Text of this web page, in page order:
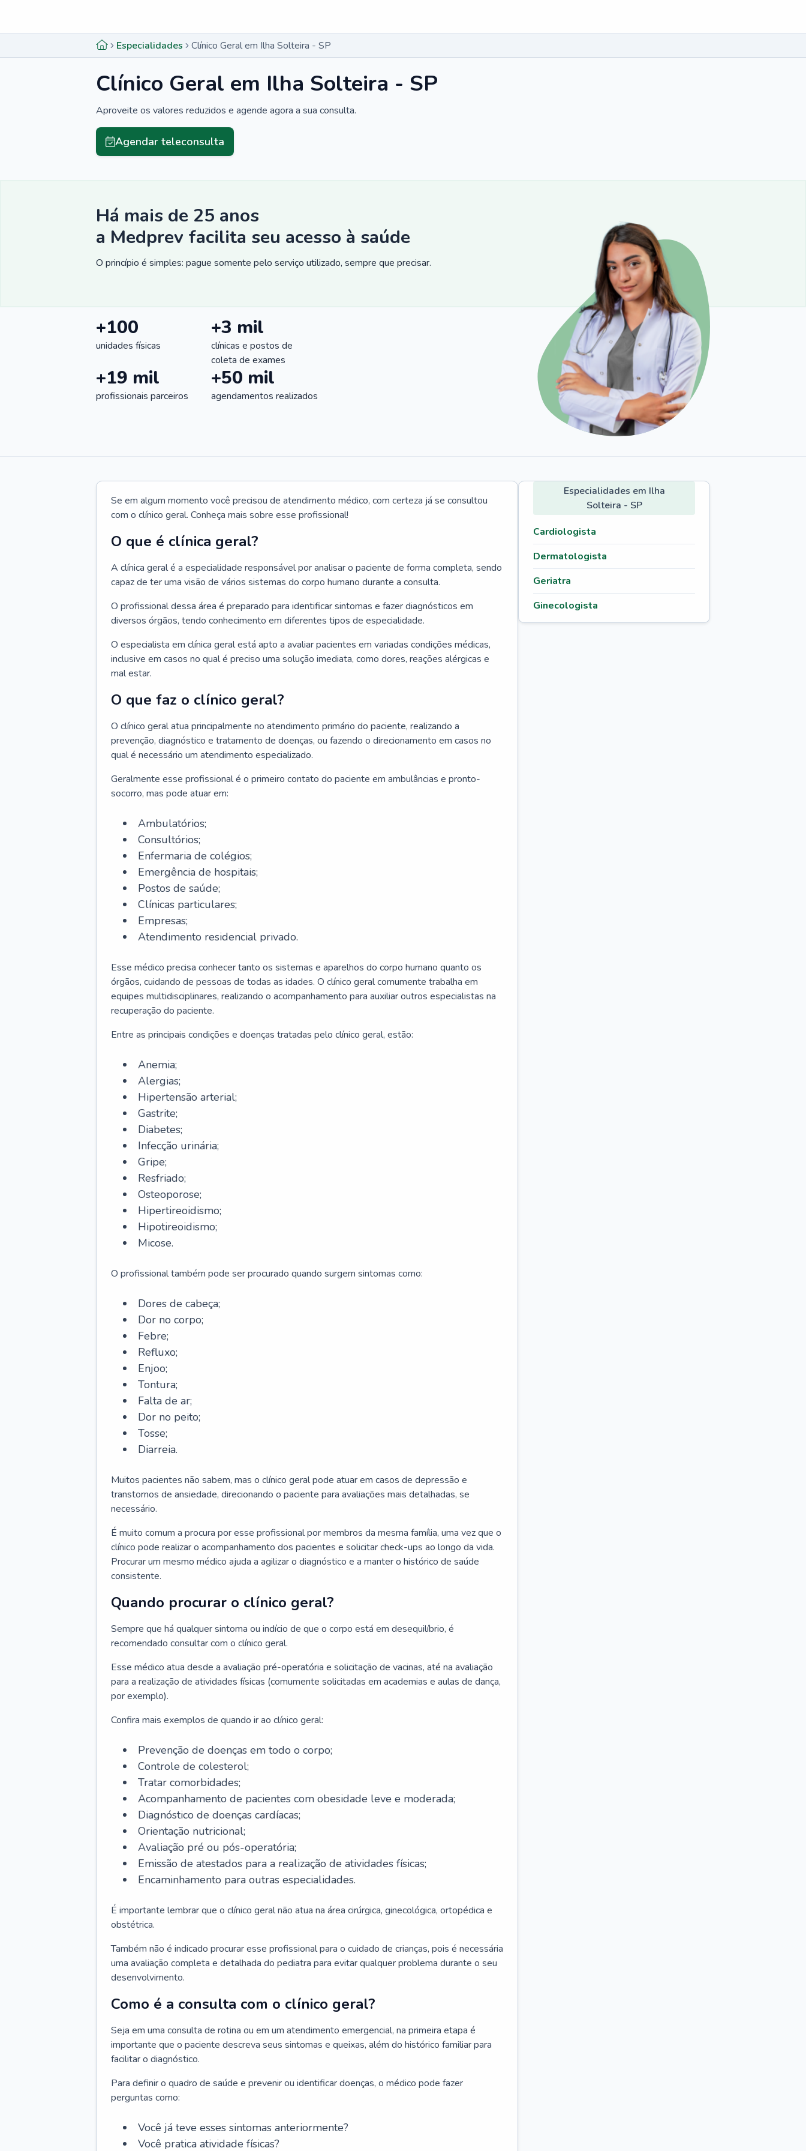
Especialidades Clínico Geral em Ilha Solteira - SP
Clínico Geral em Ilha Solteira - SP
Aproveite os valores reduzidos e agende agora a sua consulta.
Agendar teleconsulta
Há mais de 25 anos
a Medprev facilita seu acesso à saúde
O princípio é simples: pague somente pelo serviço utilizado, sempre que precisar.
+100
unidades físicas
+3 mil
clínicas e postos de
coleta de exames
+19 mil
profissionais parceiros
+50 mil
agendamentos realizados
Se em algum momento você precisou de atendimento médico, com certeza já se consultou
com o clínico geral. Conheça mais sobre esse profissional!
O que é clínica geral?
A clínica geral é a especialidade responsável por analisar o paciente de forma completa, sendo
capaz de ter uma visão de vários sistemas do corpo humano durante a consulta.
O profissional dessa área é preparado para identificar sintomas e fazer diagnósticos em
diversos órgãos, tendo conhecimento em diferentes tipos de especialidade.
O especialista em clínica geral está apto a avaliar pacientes em variadas condições médicas,
inclusive em casos no qual é preciso uma solução imediata, como dores, reações alérgicas e
mal estar.
O que faz o clínico geral?
O clínico geral atua principalmente no atendimento primário do paciente, realizando a
prevenção, diagnóstico e tratamento de doenças, ou fazendo o direcionamento em casos no
qual é necessário um atendimento especializado.
Geralmente esse profissional é o primeiro contato do paciente em ambulâncias e pronto-
socorro, mas pode atuar em:
Ambulatórios;
Consultórios;
Enfermaria de colégios;
Emergência de hospitais;
Postos de saúde;
Clínicas particulares;
Empresas;
Atendimento residencial privado.
Esse médico precisa conhecer tanto os sistemas e aparelhos do corpo humano quanto os
órgãos, cuidando de pessoas de todas as idades. O clínico geral comumente trabalha em
equipes multidisciplinares, realizando o acompanhamento para auxiliar outros especialistas na
recuperação do paciente.
Entre as principais condições e doenças tratadas pelo clínico geral, estão:
Anemia;
Alergias;
Hipertensão arterial;
Gastrite;
Diabetes;
Infecção urinária;
Gripe;
Resfriado;
Osteoporose;
Hipertireoidismo;
Hipotireoidismo;
Micose.
O profissional também pode ser procurado quando surgem sintomas como:
Dores de cabeça;
Dor no corpo;
Febre;
Refluxo;
Enjoo;
Tontura;
Falta de ar;
Dor no peito;
Tosse;
Diarreia.
Muitos pacientes não sabem, mas o clínico geral pode atuar em casos de depressão e
transtornos de ansiedade, direcionando o paciente para avaliações mais detalhadas, se
necessário.
É muito comum a procura por esse profissional por membros da mesma família, uma vez que o
clínico pode realizar o acompanhamento dos pacientes e solicitar check-ups ao longo da vida.
Procurar um mesmo médico ajuda a agilizar o diagnóstico e a manter o histórico de saúde
consistente.
Quando procurar o clínico geral?
Sempre que há qualquer sintoma ou indício de que o corpo está em desequilíbrio, é
recomendado consultar com o clínico geral.
Esse médico atua desde a avaliação pré-operatória e solicitação de vacinas, até na avaliação
para a realização de atividades físicas (comumente solicitadas em academias e aulas de dança,
por exemplo).
Confira mais exemplos de quando ir ao clínico geral:
Prevenção de doenças em todo o corpo;
Controle de colesterol;
Tratar comorbidades;
Acompanhamento de pacientes com obesidade leve e moderada;
Diagnóstico de doenças cardíacas;
Orientação nutricional;
Avaliação pré ou pós-operatória;
Emissão de atestados para a realização de atividades físicas;
Encaminhamento para outras especialidades.
É importante lembrar que o clínico geral não atua na área cirúrgica, ginecológica, ortopédica e
obstétrica.
Também não é indicado procurar esse profissional para o cuidado de crianças, pois é necessária
uma avaliação completa e detalhada do pediatra para evitar qualquer problema durante o seu
desenvolvimento.
Como é a consulta com o clínico geral?
Seja em uma consulta de rotina ou em um atendimento emergencial, na primeira etapa é
importante que o paciente descreva seus sintomas e queixas, além do histórico familiar para
facilitar o diagnóstico.
Para definir o quadro de saúde e prevenir ou identificar doenças, o médico pode fazer
perguntas como:
Você já teve esses sintomas anteriormente?
Você pratica atividade físicas?
Especialidades em Ilha
Solteira - SP
Cardiologista
Dermatologista
Geriatra
Ginecologista